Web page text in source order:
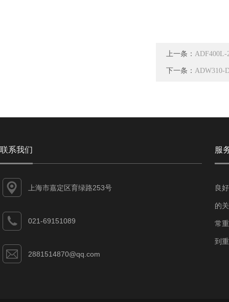
上一条： ADF400L-
下一条： ADW310-
联系我们
上海市嘉定区育绿路253号
021-69151089
2881514870@qq.com
服
良
的
常
到